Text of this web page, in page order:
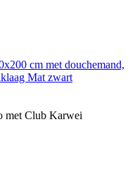
cm met douchemand,
Mat zwart
met Club Karwei